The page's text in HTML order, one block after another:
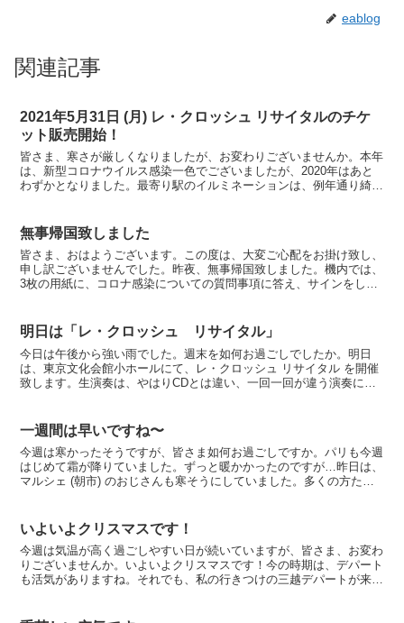
eablog
関連記事
2021年5月31日 (月) レ・クロッシュ リサイタルのチケ
ット販売開始！
皆さま、寒さが厳しくなりましたが、お変わりございませんか。本年
は、新型コロナウイルス感染一色でございましたが、2020年はあと
わずかとなりました。最寄り駅のイルミネーションは、例年通り綺麗
無事帰国致しました
皆さま、おはようございます。この度は、大変ご心配をお掛け致し、
申し訳ございませんでした。昨夜、無事帰国致しました。機内では、
3枚の用紙に、コロナ感染についての質問事項に答え、サインをし
明日は「レ・クロッシュ リサイタル」
今日は午後から強い雨でした。週末を如何お過ごしでしたか。明日
は、東京文化会館小ホールにて、レ・クロッシュ リサイタル を開催
致します。生演奏は、やはりCDとは違い、一回一回が違う演奏にな
一週間は早いですね〜
今週は寒かったそうですが、皆さま如何お過ごしですか。パリも今週
はじめて霜が降りていました。ずっと暖かかったのですが…昨日は、
マルシェ (朝市) のおじさんも寒そうにしていました。多くの方たち
いよいよクリスマスです！
今週は気温が高く過ごしやすい日が続いていますが、皆さま、お変わ
りございませんか。いよいよクリスマスです！今の時期は、デパート
も活気がありますね。それでも、私の行きつけの三越デパートが来年